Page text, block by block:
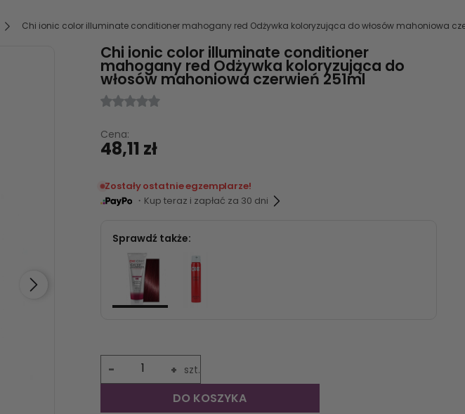
Chi ionic color illuminate conditioner mahogany red Odżywka koloryzująca do włosów mahoniowa
Chi ionic color illuminate conditioner
mahogany red Odżywka koloryzująca do
włosów mahoniowa czerwień 251ml
Cena:
48,11 zł
Zostały ostatnie egzemplarze!
・Kup teraz i zapłać za 30 dni
Sprawdź także:
+
- szt.
DO KOSZYKA